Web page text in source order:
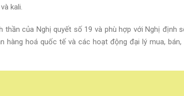
kali.
của Nghị quyết số 19 và phù hợp với Nghị định
hàng hoá quốc tế và các hoạt động đại lý mua, bán,